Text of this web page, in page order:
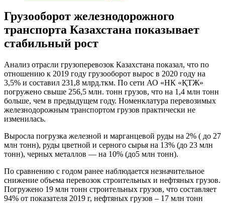
Грузооборот железнодорожного
транспорта Казахстана показывает
стабильный рост
Анализ отрасли грузоперевозок Казахстана показал, что по
отношению к 2019 году грузооборот вырос в 2020 году на
3,5% и составил 231,8 млрд.ткм. По сети АО «НК «ҚТЖ»
погружено свыше 256,5 млн. тонн грузов, что на 1,4 млн тонн
больше, чем в предыдущем году. Номенклатура перевозимых
железнодорожным транспортом грузов практически не
изменилась.
Выросла погрузка железной и марганцевой руды на 2% ( до 27
млн тонн), руды цветной и серного сырья на 13% (до 23 млн
тонн), черных металлов — на 10% (до5 млн тонн).
По сравнению с годом ранее наблюдается незначительное
снижение объема перевозок строительных и нефтяных грузов.
Погружено 19 млн тонн строительных грузов, что составляет
94% от показателя 2019 г, нефтяных грузов – 17 млн тонн